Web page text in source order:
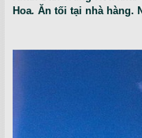
Hoa. Ăn tối tại nhà hàng.